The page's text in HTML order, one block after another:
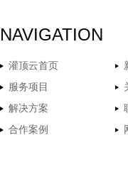
NAVIGATION
灌顶云首页
服务项目
解决方案
合作案例